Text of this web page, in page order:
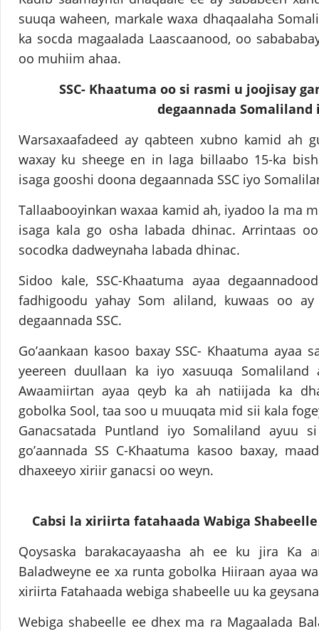
suuqa waheen, markale waxa dhaqaalaha
ka socda magaalada Laascaanood, oo
oo muhiim ahaa.
SSC- Khaatuma oo si rasmi u joojisay
degaannada Somaliland
Warsaxaafadeed ay qabteen xubno kamid ah
waxay ku sheege en in laga billaabo 15-ka
isaga gooshi doona degaannada SSC iyo
Tallaabooyinkan waxaa kamid ah, iyadoo la ma
isaga kala go osha labada dhinac. Arrintaas
socodka dadweynaha labada dhinac.
Sidoo kale, SSC-Khaatuma ayaa
fadhigoodu yahay Som aliland, kuwaas oo
degaannada SSC.
Go’aankaan kasoo baxay SSC- Khaatuma ayaa
yeereen duullaan ka iyo xasuuqa Somaliland
Awaamiirtan ayaa qeyb ka ah natiijada ka
gobolka Sool, taa soo u muuqata mid sii kala
Ganacsatada Puntland iyo Somaliland ayuu
go’aannada SS C-Khaatuma kasoo baxay,
dhaxeeyo xiriir ganacsi oo weyn.
Cabsi la xiriirta fatahaada Wabiga
Qoysaska barakacayaasha ah ee ku jira Ka
Baladweyne ee xa runta gobolka Hiiraan ayaa
xiriirta Fatahaada webiga shabeelle uu ka
Webiga shabeelle ee dhex ma ra Magaalada